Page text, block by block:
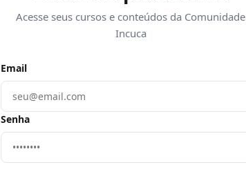
Acesse seus cursos e conteúdos da Comunidade
Incuca
Email
Senha